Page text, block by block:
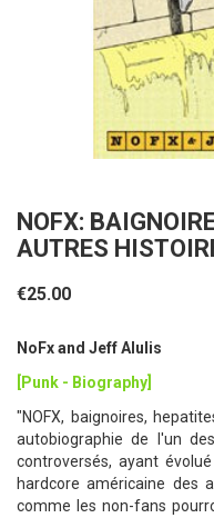
NOFX:
AUTRES
€25.00
NoFx and Jeff Alulis
[Punk - Biography]
"NOFX, baignoires,
autobiographie de l'un
controversés, ayant
hardcore américaine des
comme les non-fans